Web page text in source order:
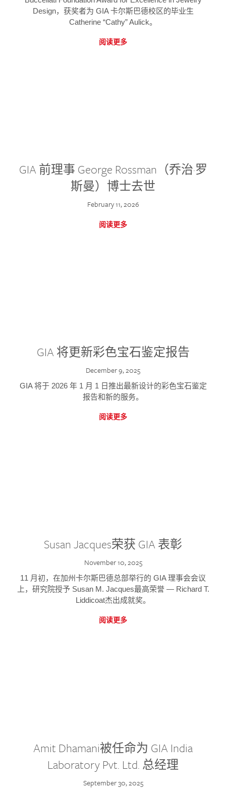
Design，获奖者为 GIA 卡尔斯巴德校区的毕业生
Catherine “Cathy” Aulick。
阅读更多
GIA 前理事 George Rossman（乔治·罗
斯曼）博士去世
February 11, 2026
阅读更多
GIA 将更新彩色宝石鉴定报告
December 9, 2025
GIA 将于 2026 年 1 月 1 日推出最新设计的彩色宝石鉴定
报告和新的服务。
阅读更多
Susan Jacques荣获 GIA 表彰
November 10, 2025
11 月初，在加州卡尔斯巴德总部举行的 GIA 理事会会议
上，研究院授予 Susan M. Jacques最高荣誉 — Richard T.
Liddicoat杰出成就奖。
阅读更多
Amit Dhamani被任命为 GIA India
Laboratory Pvt. Ltd. 总经理
September 30, 2025